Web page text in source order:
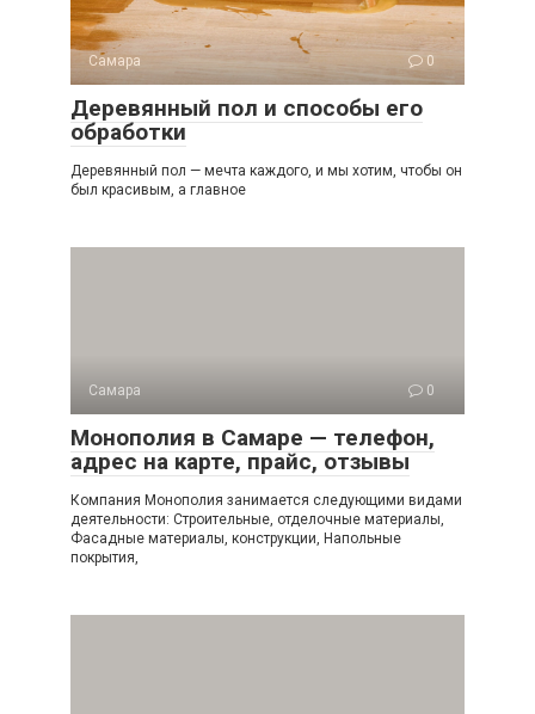
Самара 0
Деревянный пол и способы его
обработки
Деревянный пол — мечта каждого, и мы хотим, чтобы он
был красивым, а главное
Самара 0
Монополия в Самаре — телефон,
адрес на карте, прайс, отзывы
Компания Монополия занимается следующими видами
деятельности: Строительные, отделочные материалы,
Фасадные материалы, конструкции, Напольные
покрытия,